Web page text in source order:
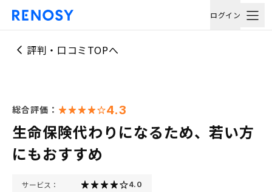
ログイン
評判・口コミTOPへ
総合評価： 4.3
生命保険代わりになるため、若い方
にもおすすめ
サービス： 4.0